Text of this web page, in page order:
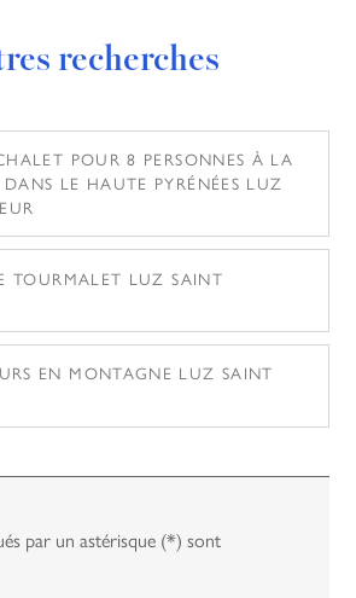
recherches
POUR 8 PERSONNES À LA
LE HAUTE PYRÉNÉES LUZ
TOURMALET LUZ SAINT
EN MONTAGNE LUZ SAINT
par un astérisque (*) sont